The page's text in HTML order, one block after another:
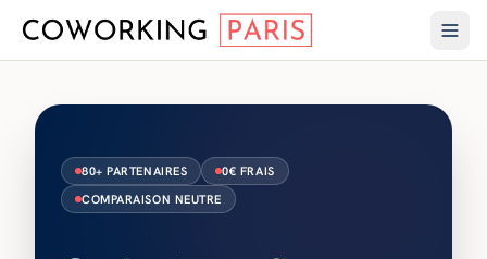
80+ PARTENAIRES
0€ FRAIS
COMPARAISON NEUTRE